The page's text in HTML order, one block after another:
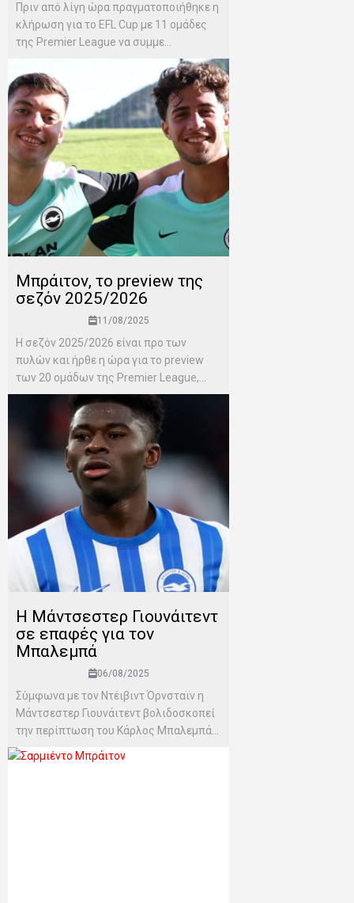
Πριν από λίγη ώρα πραγματοποιήθηκε η
κλήρωση για το EFL Cup με 11 ομάδες
της Premier League να συμμε...
Μπράιτον, το preview της
σεζόν 2025/2026
11/08/2025
H σεζόν 2025/2026 είναι προ των
πυλών και ήρθε η ώρα για το preview
των 20 ομάδων της Premier League,...
Η Μάντσεστερ Γιουνάιτεντ
σε επαφές για τον
Μπαλεμπά
06/08/2025
Σύμφωνα με τον Ντέιβιντ Όρνσταϊν η
Μάντσεστερ Γιουνάιτεντ βολιδοσκοπεί
την περίπτωση του Κάρλος Μπαλεμπά...